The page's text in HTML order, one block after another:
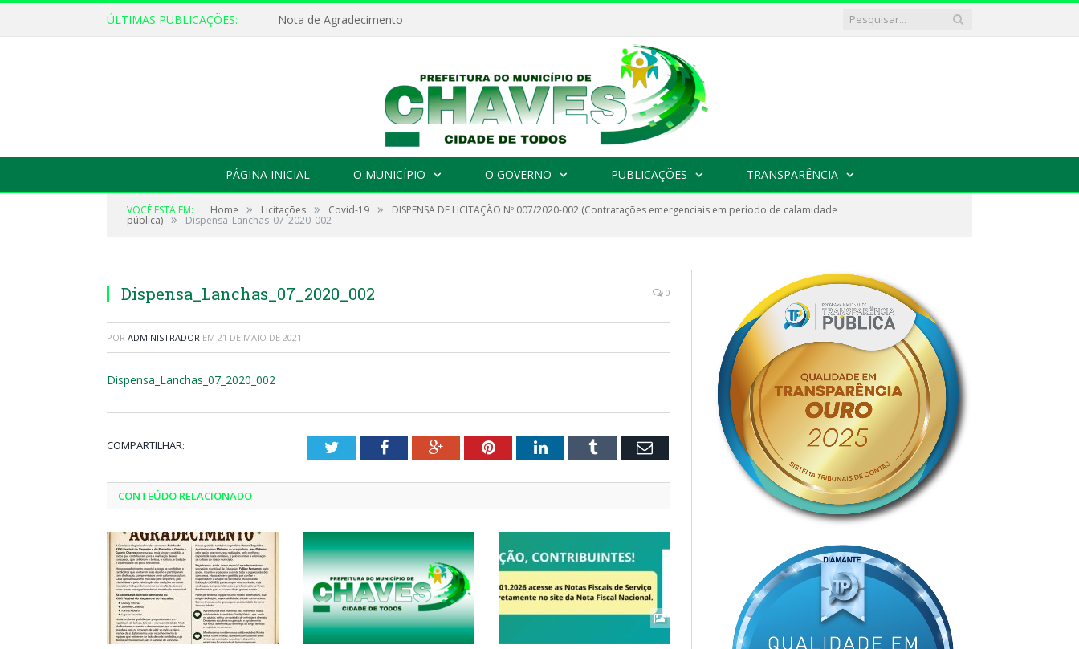
ÚLTIMAS PUBLICAÇÕES: Nota de Agradecimento
PÁGINA INICIAL O MUNICÍPIO O GOVERNO PUBLICAÇÕES TRANSPARÊNCIA
VOCÊ ESTÁ EM: Home » Licitações » Covid-19 » DISPENSA DE LICITAÇÃO Nº 007/2020-002 (Contratações emergenciais em período de calamidade
pública) » Dispensa_Lanchas_07_2020_002
Dispensa_Lanchas_07_2020_002 0
POR ADMINISTRADOR EM 21 DE MAIO DE 2021
Dispensa_Lanchas_07_2020_002
COMPARTILHAR: TwitterFacebookGoogle+PinterestLinkedInTumblr Email
CONTEÚDO RELACIONADO